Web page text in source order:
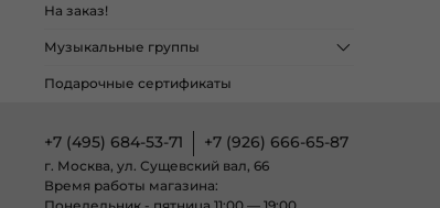
На заказ!
Музыкальные группы
Подарочные сертификаты
+7 (495) 684-53-71 +7 (926) 666-65-87
г. Москва, ул. Сущевский вал, 66
Время работы магазина: